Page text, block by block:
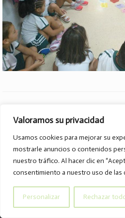
Valoramos su privacidad
Usamos cookies para mejorar su
mostrarle anuncios o contenidos
nuestro tráfico. Al hacer clic en
consentimiento a nuestro uso de las
Personalizar Rechazar
© Col·legi Parroquial D.
Av. Divino Maestro, 15 B. -
Tel.
info@col-